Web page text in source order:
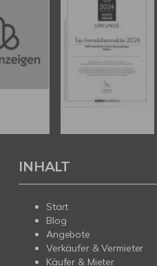
INHALT
Start
Blog
Angebote
Verkäufer & Vermieter
Käufer & Mieter